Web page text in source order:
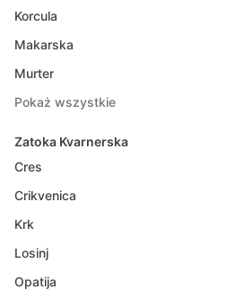
Korcula
Makarska
Murter
Pokaż wszystkie
Zatoka Kvarnerska
Cres
Crikvenica
Krk
Losinj
Opatija